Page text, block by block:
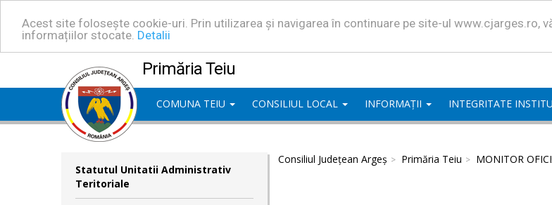
Acest site folosește cookie-uri. Prin utilizarea și navigarea în continuare pe site-ul www.cjarges.ro,
informațiilor stocate. Detalii
Primăria Teiu
COMUNA TEIU CONSILIUL LOCAL INFORMAȚII INTEGRITATE
Statutul Unitatii Administrativ
Teritoriale
Consiliul Județean Argeș Primăria Teiu MONITOR